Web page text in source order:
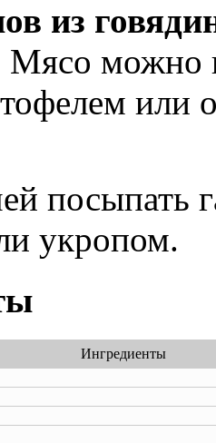
из
Мясо можно
или
посыпать
укропом.
Ингредиенты